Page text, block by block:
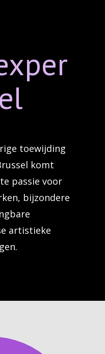
toewijding
komt
passie voor
bijzondere
artistieke